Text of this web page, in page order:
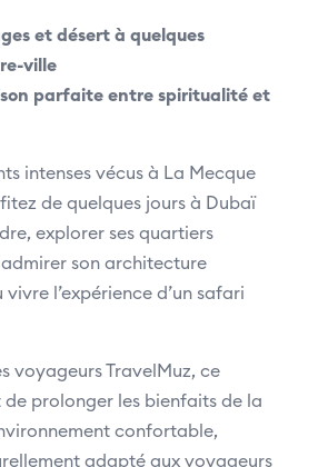
et désert à quelques
ville
parfaite entre spiritualité et
intenses vécus à La Mecque
de quelques jours à Dubaï
explorer ses quartiers
son architecture
l’expérience d’un safari
voyageurs TravelMuz, ce
prolonger les bienfaits de la
confortable,
adapté aux voyageurs